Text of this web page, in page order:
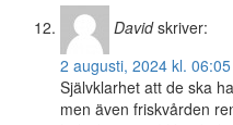
David skriver:
2 augusti, 2024 kl. 06:05
Självklarhet att de ska
men även friskvården